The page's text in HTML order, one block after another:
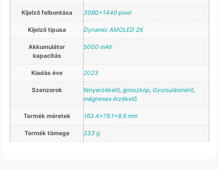
Kijelző felbontása 3080×1440 pixel
Kijelző típusa Dynamic AMOLED 2X
Akkumulátor
kapacitás
5000 mAh
Kiadás éve 2023
Szenzorok fényérzékelő, giroszkóp, Gyorsulásmérő,
mágneses érzékelő
Termék méretek 163.4×78.1×8.9 mm
Termék tömege 233 g